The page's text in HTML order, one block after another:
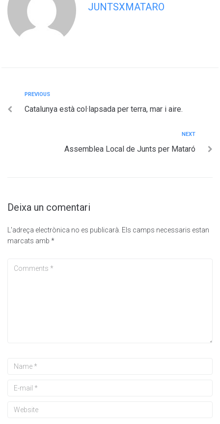
JUNTSXMATARO
PREVIOUS
Catalunya està col·lapsada per terra, mar i aire.
NEXT
Assemblea Local de Junts per Mataró
Deixa un comentari
L'adreça electrònica no es publicarà. Els camps necessaris estan
marcats amb *